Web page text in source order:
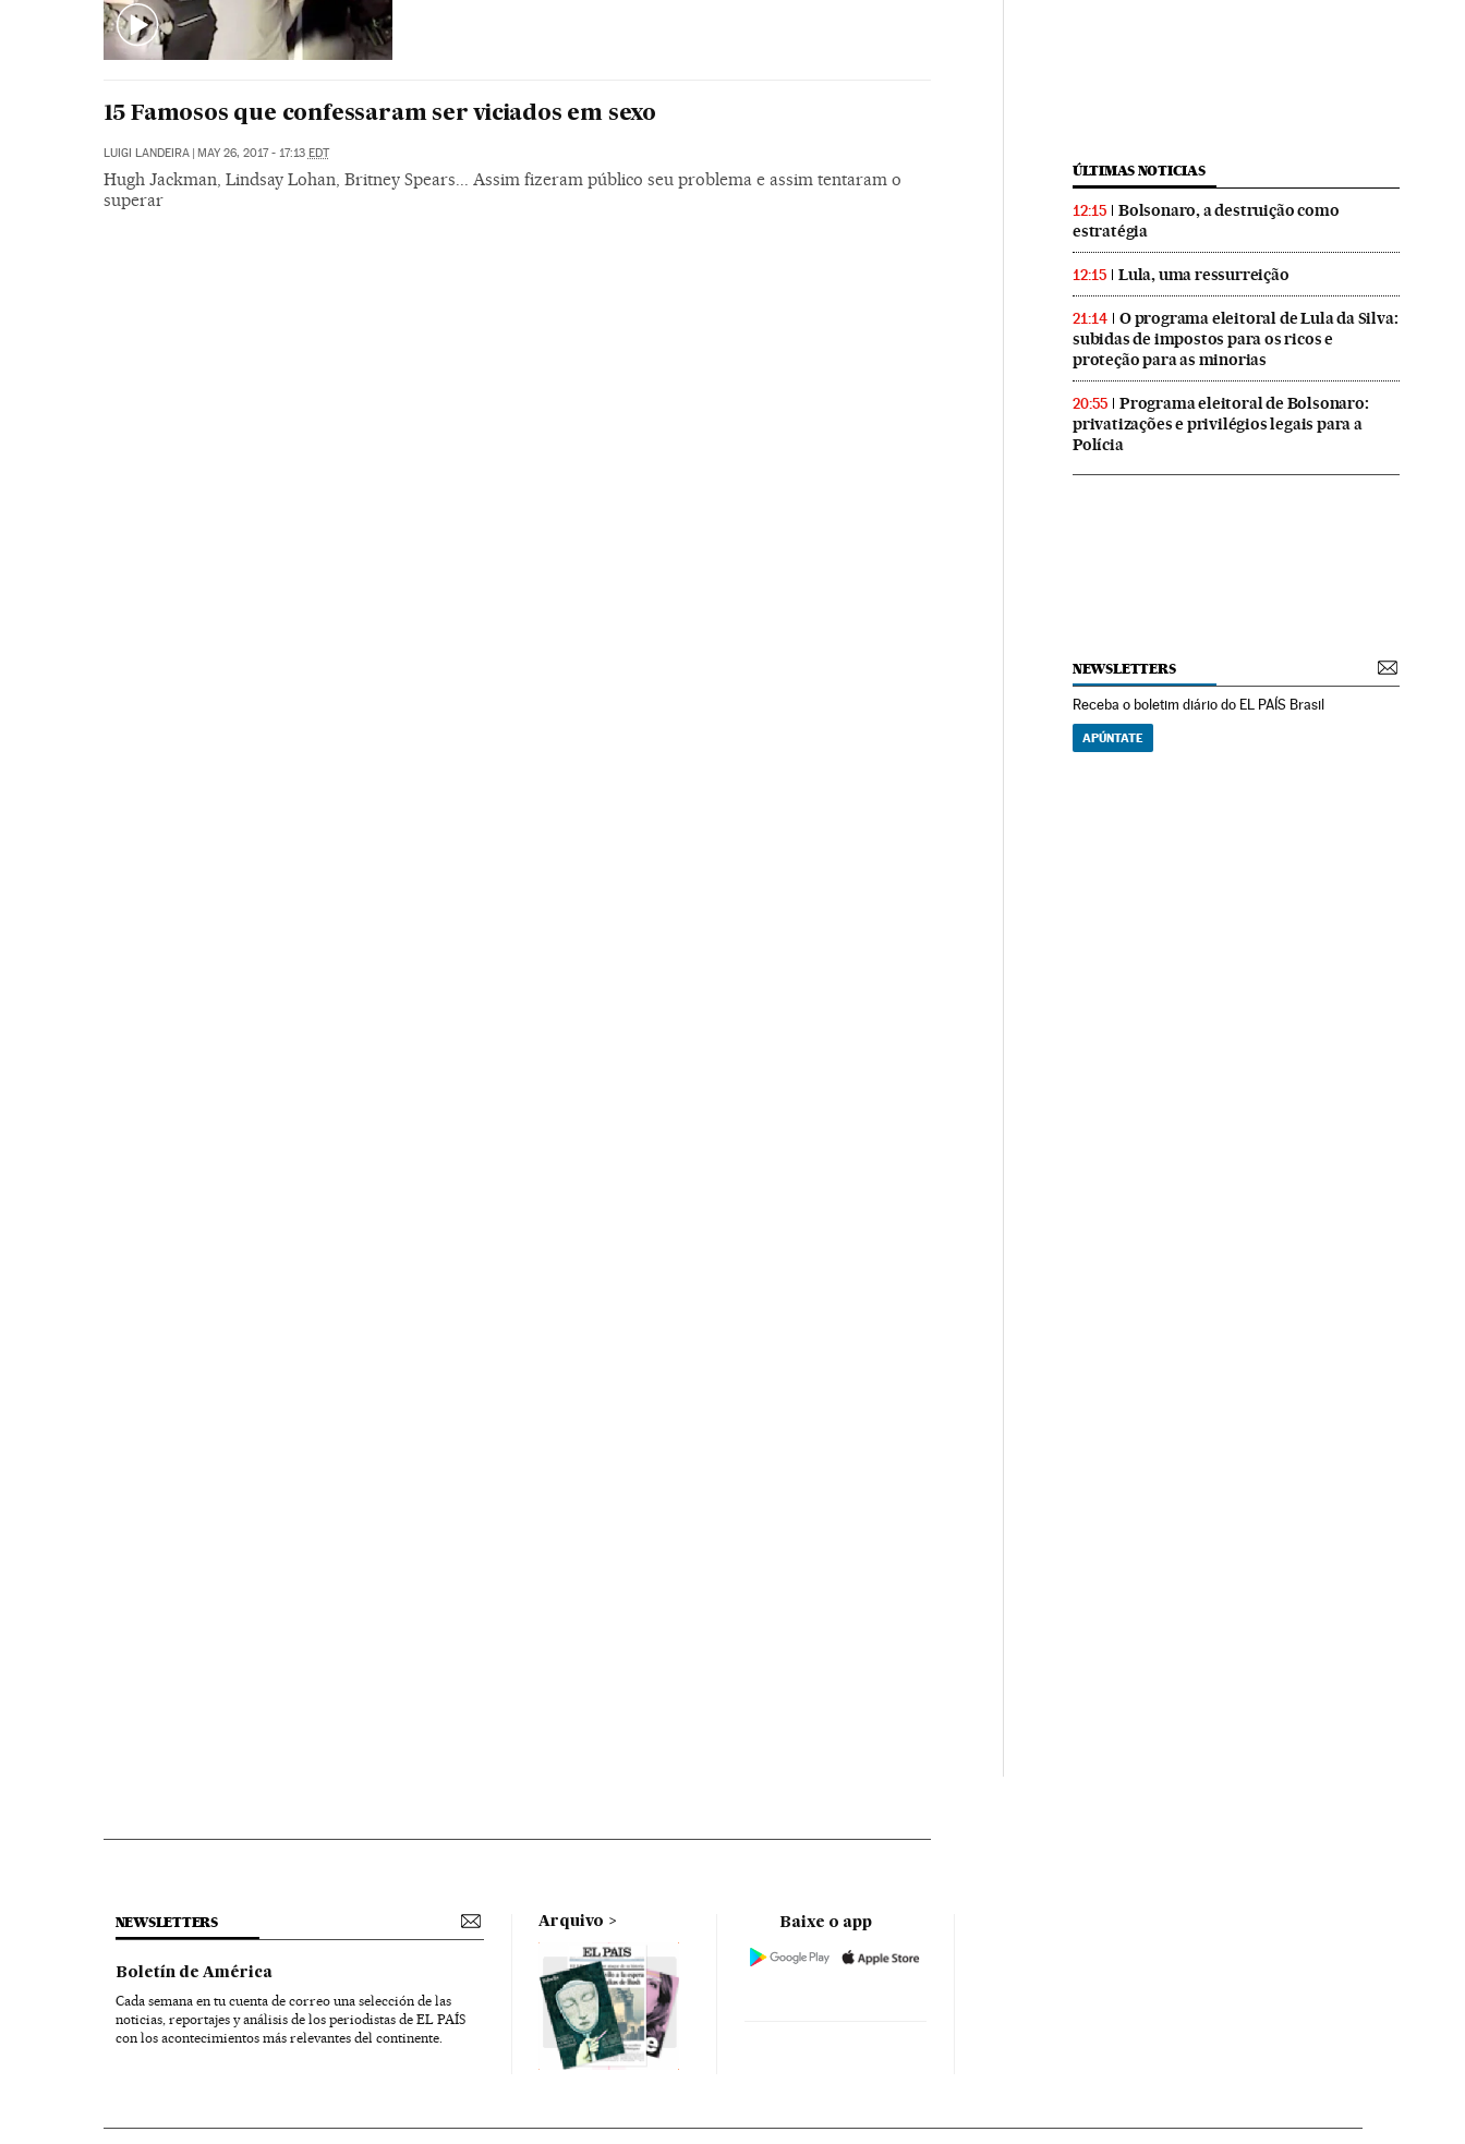
15 Famosos que confessaram ser viciados em sexo
LUIGI LANDEIRA MAY 26, 2017 - 17:13 EDT
Hugh Jackman, Lindsay Lohan, Britney Spears... Assim fizeram público seu problema e assim tentaram o
superar
ÚLTIMAS NOTICIAS
12:15
Bolsonaro, a destruição como
estratégia
12:15 Lula, uma ressurreição
21:14
O programa eleitoral de Lula da Silva:
subidas de impostos para os ricos e
proteção para as minorias
20:55
Programa eleitoral de Bolsonaro:
privatizações e privilégios legais para a
Polícia
NEWSLETTERS
Receba o boletim diário do EL PAÍS Brasil
APÚNTATE
NEWSLETTERS
Boletín de América
Cada semana en tu cuenta de correo una selección de las
noticias, reportajes y análisis de los periodistas de EL PAÍS
con los acontecimientos más relevantes del continente.
Arquivo Baixe o app